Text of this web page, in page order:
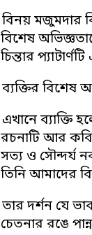
বিনয় মজুমদার
বিশেষ
চিন্তার
ব্যক্তির বিশেষ
এখানে ব্যাক্তি
রচনাটি আর
সত্য ও সৌন্দর্য
তিনি আমাদের
তার দর্শন যে
চেতনার রঙে